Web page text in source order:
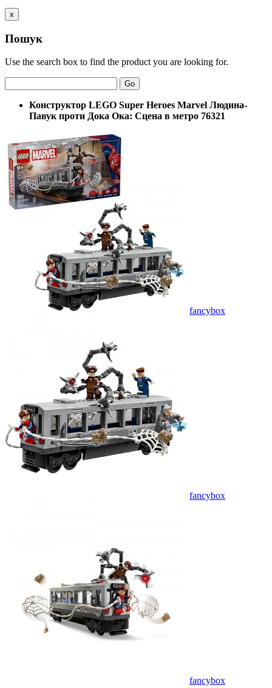
x
Пошук
Use the search box to find the product you are looking for.
Go
Конструктор LEGO Super Heroes Marvel Людина-
Павук проти Дока Ока: Сцена в метро 76321
fancybox
fancybox
fancybox